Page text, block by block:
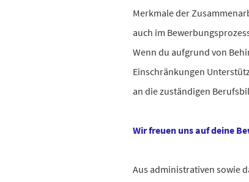
Merkmale der
auch im
Wenn du aufgrund von
Einschränkungen
an die zuständigen
Wir freuen uns auf deine
Aus administrativen sowie